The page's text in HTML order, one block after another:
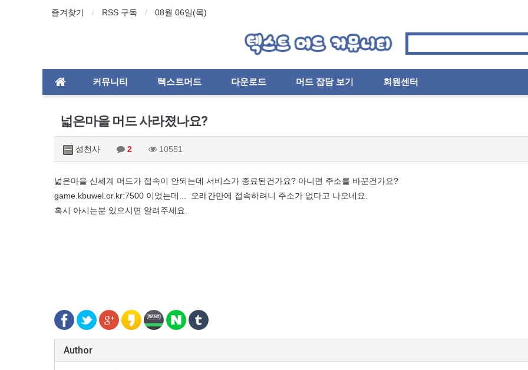
즐겨찾기 RSS 구독 08월 06일(목)
커뮤니티 텍스트머드 다운로드 머드 잡담 보기 회원센터
넓은마을 머드 사라졌나요?
성천사 2 10551
넓은마을 신세계 머드가 접속이 안되는데 서비스가 종료된건가요? 아니면 주소를 바꾼건가요?
game.kbuwel.or.kr:7500 이었는데... 오래간만에 접속하려니 주소가 없다고 나오네요.
혹시 아시는분 있으시면 알려주세요.
Author